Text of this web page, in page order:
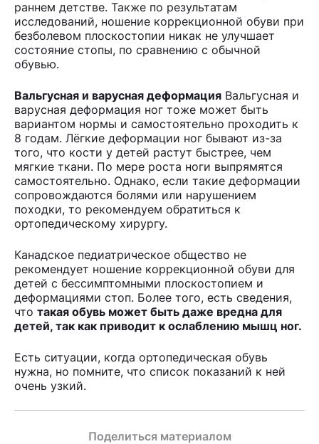
раннем детстве. Также по результатам
исследований, ношение коррекционной обуви при
безболевом плоскостопии никак не улучшает
состояние стопы, по сравнению с обычной
обувью.
Вальгусная и варусная деформация Вальгусная и
варусная деформация ног тоже может быть
вариантом нормы и самостоятельно проходить к
8 годам. Лёгкие деформации ног бывают из-за
того, что кости у детей растут быстрее, чем
мягкие ткани. По мере роста ноги выпрямятся
самостоятельно. Однако, если такие деформации
сопровождаются болями или нарушением
походки, то рекомендуем обратиться к
ортопедическому хирургу.
Канадское педиатрическое общество не
рекомендует ношение коррекционной обуви для
детей с бессимптомными плоскостопием и
деформациями стоп. Более того, есть сведения,
что такая обувь может быть даже вредна для
детей, так как приводит к ослаблению мышц ног.
Есть ситуации, когда ортопедическая обувь
нужна, но помните, что список показаний к ней
очень узкий.
Поделиться материалом